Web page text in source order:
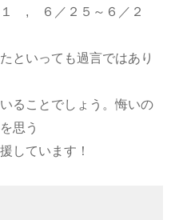
１ , ６／２５～６／２
といっても過言ではあり
ることでしょう。悔いの
思う
しています！